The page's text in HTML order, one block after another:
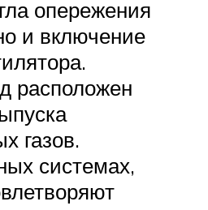
опережения
и включение
расположен
газов.
системах,